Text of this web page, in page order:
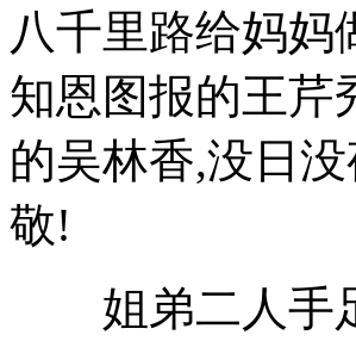
八千里路给妈妈
知恩图报的王芹
的吴林香,没日
敬!
姐弟二人手足